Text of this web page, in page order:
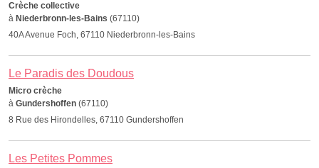
Crèche collective
à Niederbronn-les-Bains (67110)
40A Avenue Foch, 67110 Niederbronn-les-Bains
Le Paradis des Doudous
Micro crèche
à Gundershoffen (67110)
8 Rue des Hirondelles, 67110 Gundershoffen
Les Petites Pommes